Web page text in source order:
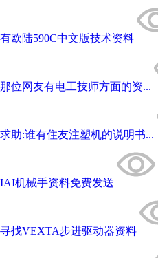
有欧陆590C中文版技术资料
那位网友有电工技师方面的资...
求助:谁有住友注塑机的说明书...
IAI机械手资料免费发送
寻找VEXTA步进驱动器资料